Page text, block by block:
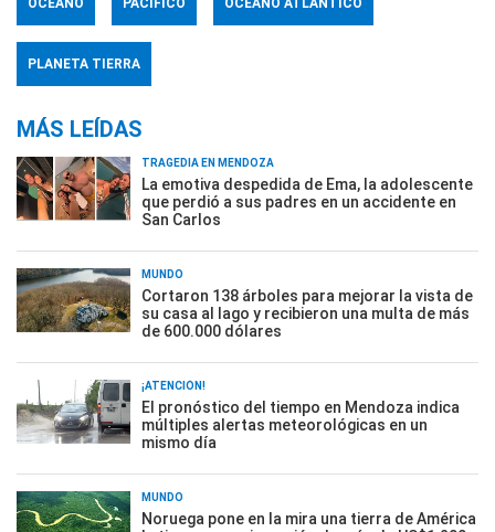
OCÉANO PACÍFICO OCÉANO ATLÁNTICO
PLANETA TIERRA
MÁS LEÍDAS
TRAGEDIA EN MENDOZA
La emotiva despedida de Ema, la adolescente
que perdió a sus padres en un accidente en
San Carlos
MUNDO
Cortaron 138 árboles para mejorar la vista de
su casa al lago y recibieron una multa de más
de 600.000 dólares
¡ATENCIÓN!
El pronóstico del tiempo en Mendoza indica
múltiples alertas meteorológicas en un
mismo día
MUNDO
Noruega pone en la mira una tierra de América